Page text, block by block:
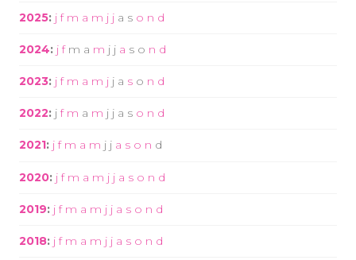
2025: j f m a m j j a s o n d
2024: j f m a m j j a s o n d
2023: j f m a m j j a s o n d
2022: j f m a m j j a s o n d
2021: j f m a m j j a s o n d
2020: j f m a m j j a s o n d
2019: j f m a m j j a s o n d
2018: j f m a m j j a s o n d